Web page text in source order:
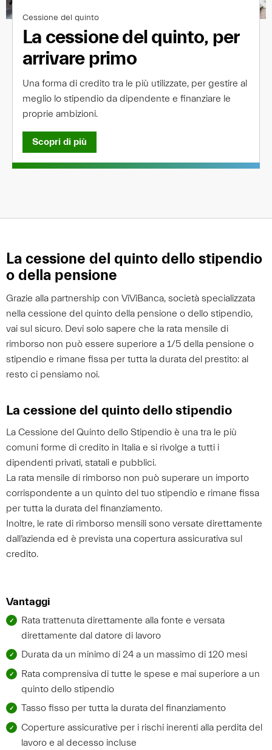
La cessione del quinto, per
arrivare primo
Cessione del quinto
Una forma di credito tra le più utilizzate, per gestire al
meglio lo stipendio da dipendente e finanziare le
proprie ambizioni.
Scopri di più
La cessione del quinto dello stipendio
o della pensione
Grazie alla partnership con ViViBanca, società specializzata
nella cessione del quinto della pensione o dello stipendio,
vai sul sicuro. Devi solo sapere che la rata mensile di
rimborso non può essere superiore a 1/5 della pensione o
stipendio e rimane fissa per tutta la durata del prestito: al
resto ci pensiamo noi.
La cessione del quinto dello stipendio
La Cessione del Quinto dello Stipendio è una tra le più
comuni forme di credito in Italia e si rivolge a tutti i
dipendenti privati, statali e pubblici.
La rata mensile di rimborso non può superare un importo
corrispondente a un quinto del tuo stipendio e rimane fissa
per tutta la durata del finanziamento.
Inoltre, le rate di rimborso mensili sono versate direttamente
dall’azienda ed è prevista una copertura assicurativa sul
credito.
Vantaggi
Rata trattenuta direttamente alla fonte e versata
direttamente dal datore di lavoro
Durata da un minimo di 24 a un massimo di 120 mesi
Rata comprensiva di tutte le spese e mai superiore a un
quinto dello stipendio
Tasso fisso per tutta la durata del finanziamento
Coperture assicurative per i rischi inerenti alla perdita del
lavoro e al decesso incluse